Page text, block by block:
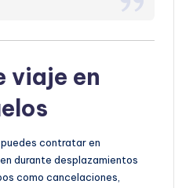
viaje en
contratar en
durante desplazamientos
como cancelaciones,